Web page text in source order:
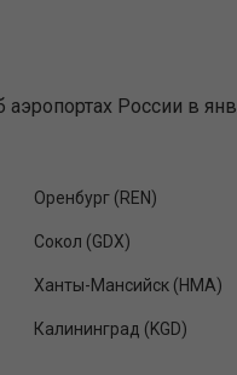
России в
Оренбург (REN)
Сокол (GDX)
Ханты-Мансийск (HMA)
Калининград (KGD)